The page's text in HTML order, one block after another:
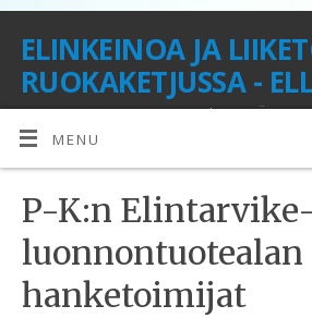
ELINKEINOA JA
RUOKAKETJUSSA -
MAUKKAASTI MARJOISTA | KEPEÄSTI
MAKEAKSI | LUONNOSTA TUOTTEEKSI
MENU
P-K:n
luonnontuotealan
hanketoimijat